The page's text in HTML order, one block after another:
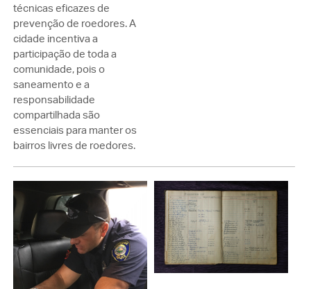
técnicas eficazes de
prevenção de roedores. A
cidade incentiva a
participação de toda a
comunidade, pois o
saneamento e a
responsabilidade
compartilhada são
essenciais para manter os
bairros livres de roedores.